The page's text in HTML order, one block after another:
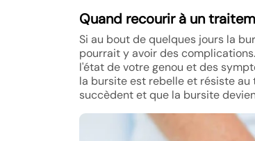
Quand recourir à un
Si au bout de quelques jours la
pourrait y avoir des
l'état de votre genou et des
la bursite est rebelle et résiste
succèdent et que la bursite